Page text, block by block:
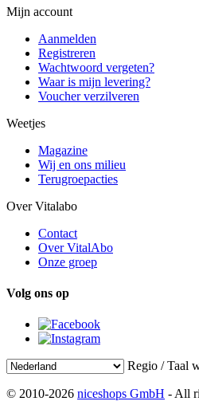
Mijn account
Aanmelden
Registreren
Wachtwoord vergeten?
Waar is mijn levering?
Voucher verzilveren
Weetjes
Magazine
Wij en ons milieu
Terugroepacties
Over Vitalabo
Contact
Over VitalAbo
Onze groep
Volg ons op
Regio / Taal
© 2010-2026 niceshops GmbH - All